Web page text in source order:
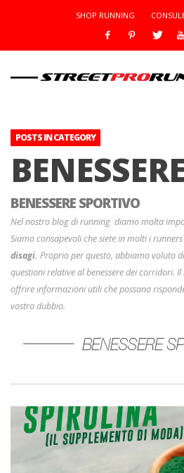
SHOP RUNNING
POSTS IN CATEGORY
BENESSERE SPORTIVO
Nel nostro blog di running diamo molta
Siamo consapevoli che siete in molti i
disagi. Proprio per questo, abbiamo voluto
questioni relative al benessere dei corridori.
offrire informazioni utili che possano
vostro dubbio.